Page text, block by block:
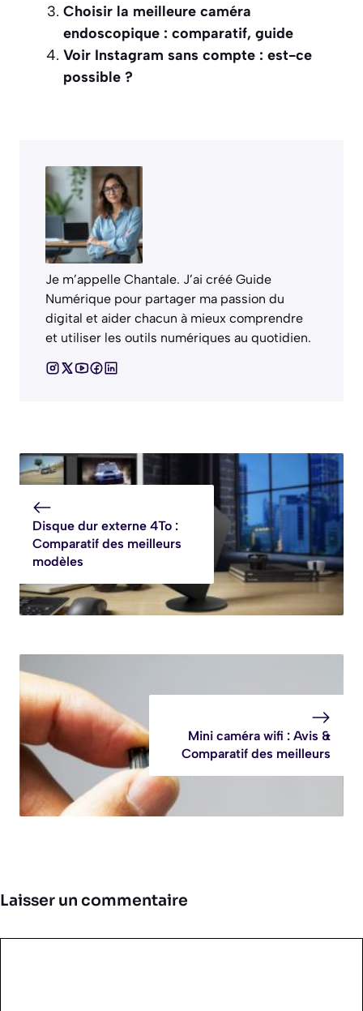
Choisir la meilleure caméra
endoscopique : comparatif, guide
Voir Instagram sans compte : est-ce
possible ?
Je m’appelle Chantale. J’ai créé Guide
Numérique pour partager ma passion du
digital et aider chacun à mieux comprendre
et utiliser les outils numériques au quotidien.
Disque dur externe 4To :
Comparatif des meilleurs
modèles
Mini caméra wifi : Avis &
Comparatif des meilleurs
Laisser un commentaire